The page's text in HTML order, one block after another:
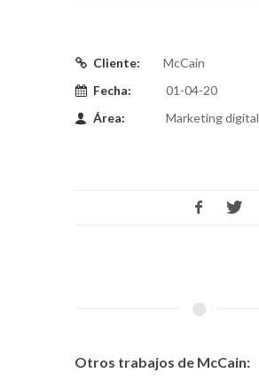
Cliente:
McCain
Fecha:
01-04-20
Área:
Marketing digital
Otros trabajos de McCain: